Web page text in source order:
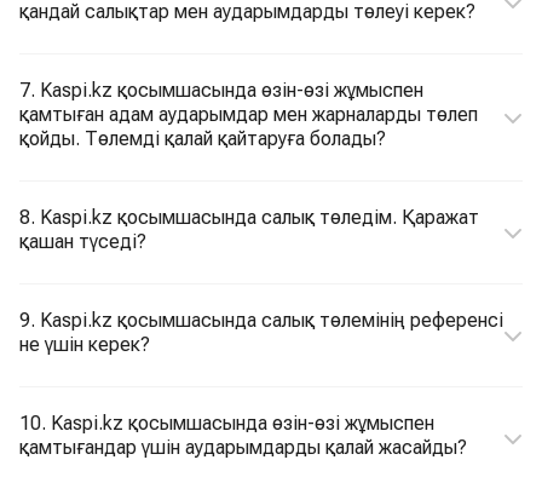
қандай салықтар мен аударымдарды төлеуі керек?
7. Kaspi.kz қосымшасында өзін-өзі жұмыспен
қамтыған адам аударымдар мен жарналарды төлеп
қойды. Төлемді қалай қайтаруға болады?
8. Kaspi.kz қосымшасында салық төледім. Қаражат
қашан түседі?
9. Kaspi.kz қосымшасында салық төлемінің референсі
не үшін керек?
10. Kaspi.kz қосымшасында өзін-өзі жұмыспен
қамтығандар үшін аударымдарды қалай жасайды?